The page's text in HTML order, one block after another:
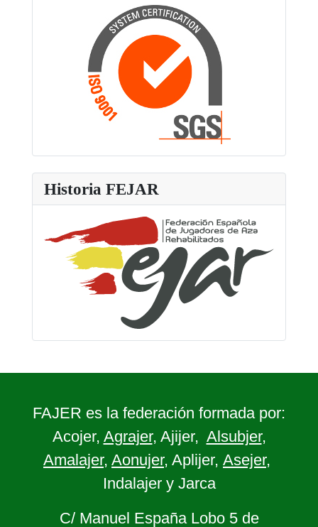
Historia FEJAR
FAJER es la federación formada por:
Acojer, Agrajer, Ajijer, Alsubjer,
Amalajer, Aonujer, Aplijer, Asejer,
Indalajer y Jarca
C/ Manuel España Lobo 5 de